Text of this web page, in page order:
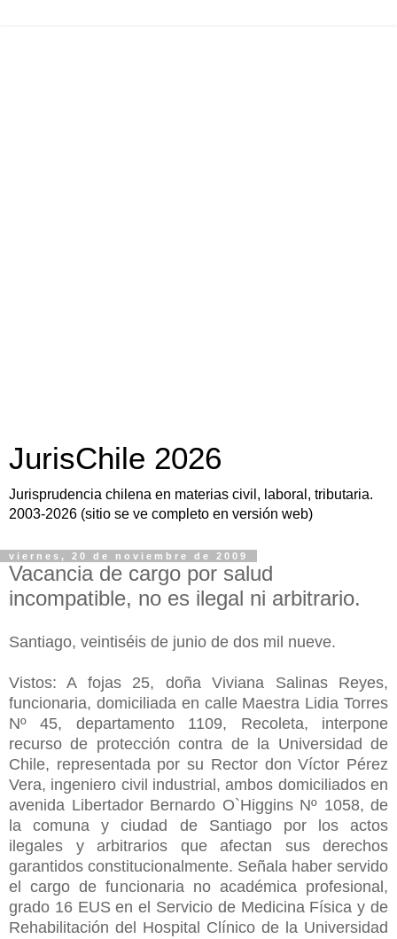
JurisChile 2026
Jurisprudencia chilena en materias civil, laboral, tributaria.
2003-2026 (sitio se ve completo en versión web)
viernes, 20 de noviembre de 2009
Vacancia de cargo por salud
incompatible, no es ilegal ni arbitrario.
Santiago, veintiséis de junio de dos mil nueve.
Vistos: A fojas 25, doña Viviana Salinas Reyes,
funcionaria, domiciliada en calle Maestra Lidia Torres
Nº 45, departamento 1109, Recoleta, interpone
recurso de protección contra de la Universidad de
Chile, representada por su Rector don Víctor Pérez
Vera, ingeniero civil industrial, ambos domiciliados en
avenida Libertador Bernardo O`Higgins Nº 1058, de
la comuna y ciudad de Santiago por los actos
ilegales y arbitrarios que afectan sus derechos
garantidos constitucionalmente. Señala haber servido
el cargo de funcionaria no académica profesional,
grado 16 EUS en el Servicio de Medicina Física y de
Rehabilitación del Hospital Clínico de la Universidad